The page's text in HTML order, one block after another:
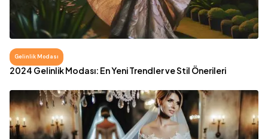
Gelinlik Modası
2024 Gelinlik Modası: En Yeni Trendler ve Stil Önerileri